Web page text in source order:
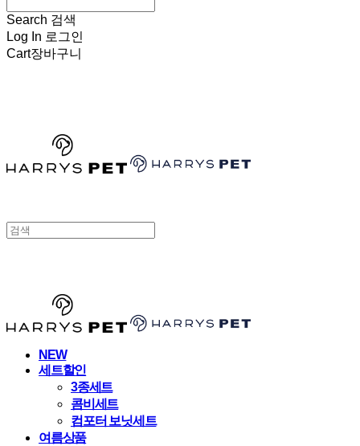
Search 검색
Log In 로그인
Cart장바구니
NEW
세트할인
3종세트
콤비세트
컴포터 보닛세트
여름상품